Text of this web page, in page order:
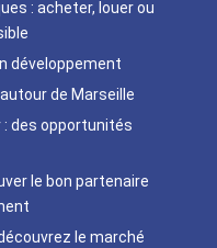
: acheter, louer ou
développement
de Marseille
: des opportunités
le bon partenaire
le marché